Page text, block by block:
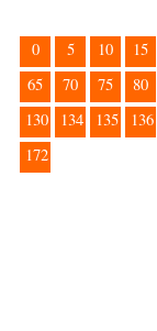
0 5 10 15
65
70 75 80
130
134 135 136
172